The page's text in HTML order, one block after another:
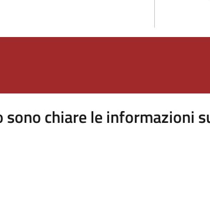
sono chiare le informazioni